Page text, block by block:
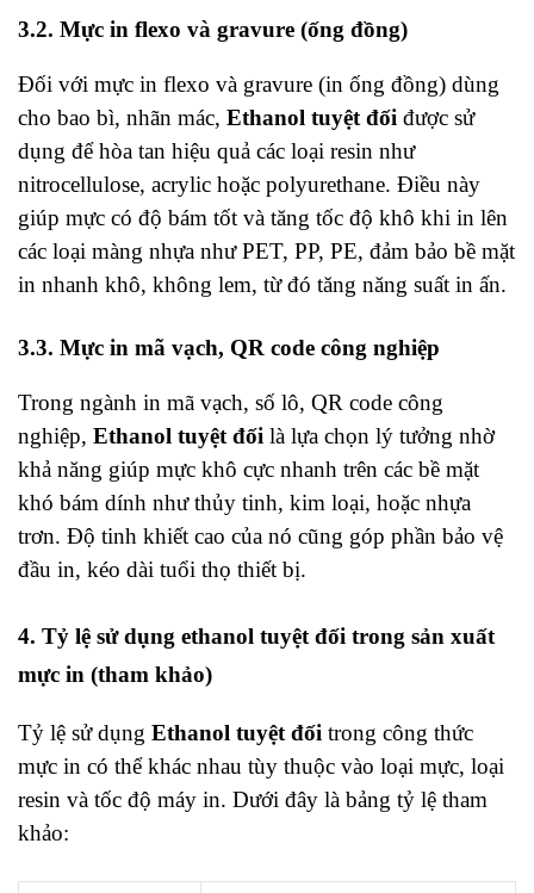
3.2. Mực in flexo và gravure (ống đồng)
Đối với mực in flexo và gravure (in ống đồng) dùng
cho bao bì, nhãn mác, Ethanol tuyệt đối được sử
dụng để hòa tan hiệu quả các loại resin như
nitrocellulose, acrylic hoặc polyurethane. Điều này
giúp mực có độ bám tốt và tăng tốc độ khô khi in lên
các loại màng nhựa như PET, PP, PE, đảm bảo bề mặt
in nhanh khô, không lem, từ đó tăng năng suất in ấn.
3.3. Mực in mã vạch, QR code công nghiệp
Trong ngành in mã vạch, số lô, QR code công
nghiệp, Ethanol tuyệt đối là lựa chọn lý tưởng nhờ
khả năng giúp mực khô cực nhanh trên các bề mặt
khó bám dính như thủy tinh, kim loại, hoặc nhựa
trơn. Độ tinh khiết cao của nó cũng góp phần bảo vệ
đầu in, kéo dài tuổi thọ thiết bị.
4. Tỷ lệ sử dụng ethanol tuyệt đối trong sản xuất
mực in (tham khảo)
Tỷ lệ sử dụng Ethanol tuyệt đối trong công thức
mực in có thể khác nhau tùy thuộc vào loại mực, loại
resin và tốc độ máy in. Dưới đây là bảng tỷ lệ tham
khảo: